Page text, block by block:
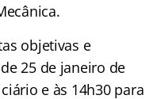
objetivas e
25 de janeiro de
e às 14h30 para